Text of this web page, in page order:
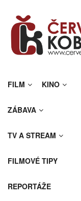
FILM KINO
ZÁBAVA
TV A STREAM
FILMOVÉ TIPY
REPORTÁŽE